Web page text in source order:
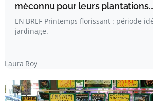
méconnu pour leurs plantations…
EN BREF Printemps florissant : période
jardinage.
Laura Roy